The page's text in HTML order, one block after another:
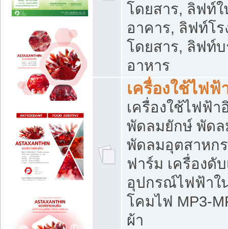
โดยสาร, ลิฟท์
อาคาร, ลิฟท์โ
โดยสาร, ลิฟท์
อาหาร
เครื่องใช้ไฟฟ้
เครื่องใช้ไฟฟ้า
พัดลมยักษ์ พัด
พัดลมอุตสาหก
ฟาร์ม เครื่องดั
อุปกรณ์ไฟฟ้าใ
โคมไฟ MP3-
ผ้า